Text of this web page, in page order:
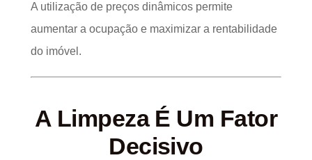
A utilização de preços dinâmicos permite
aumentar a ocupação e maximizar a rentabilidade
do imóvel.
A Limpeza É Um Fator
Decisivo